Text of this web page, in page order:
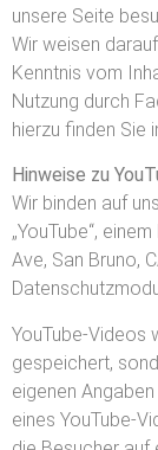
unsere Seite
Wir weisen
Kenntnis vom
Nutzung durch
hierzu finden Sie
Hinweise zu
Wir binden auf
„YouTube“,
Ave, San Bruno,
YouTube-Videos
gespeichert,
eigenen
eines YouTube-